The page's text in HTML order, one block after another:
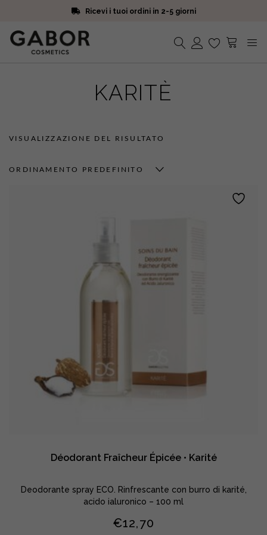
Ricevi i tuoi ordini in 2-5 giorni
Iscriviti alla Newsletter. 15% di sconto e spedizione gratuita
Ricevi i tuoi ordini in 2-5 giorni
KARITÈ
VISUALIZZAZIONE DEL RISULTATO
ORDINAMENTO PREDEFINITO
Déodorant Fraîcheur Épicée • Karité
Deodorante spray ECO. Rinfrescante con burro di karité,
acido ialuronico – 100 ml
€12,70